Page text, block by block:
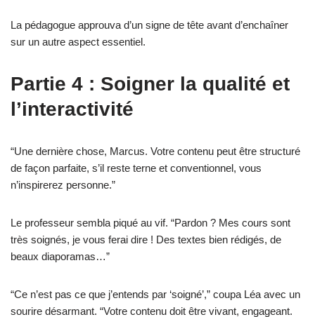
La pédagogue approuva d’un signe de tête avant d’enchaîner
sur un autre aspect essentiel.
Partie 4 : Soigner la qualité et
l’interactivité
“Une dernière chose, Marcus. Votre contenu peut être structuré
de façon parfaite, s’il reste terne et conventionnel, vous
n’inspirerez personne.”
Le professeur sembla piqué au vif. “Pardon ? Mes cours sont
très soignés, je vous ferai dire ! Des textes bien rédigés, de
beaux diaporamas…”
“Ce n’est pas ce que j’entends par ‘soigné’,” coupa Léa avec un
sourire désarmant. “Votre contenu doit être vivant, engageant.